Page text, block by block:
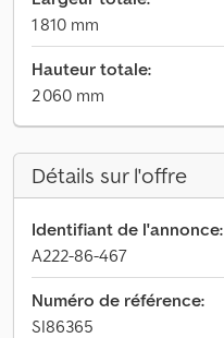
1 810 mm
Hauteur totale:
2 060 mm
Détails sur l'offre
Identifiant de l'annonce:
A222-86-467
Numéro de référence:
SI86365